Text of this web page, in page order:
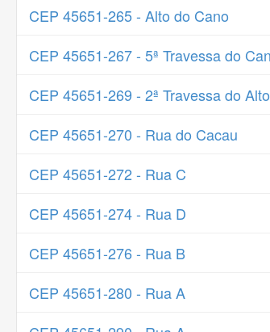
CEP 45651-265 - Alto do Cano
CEP 45651-267 - 5ª Travessa do
CEP 45651-269 - 2ª Travessa do
CEP 45651-270 - Rua do Cacau
CEP 45651-272 - Rua C
CEP 45651-274 - Rua D
CEP 45651-276 - Rua B
CEP 45651-280 - Rua A